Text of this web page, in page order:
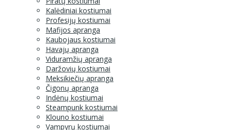
Kalėdiniai kostiumai
Profesijų kostiumai
Mafijos apranga
Kaubojaus kostiumai
Havajų apranga
Viduramžių apranga
Daržovių kostiumai
Meksikiečių apranga
Čigonų apranga
Indėnų kostiumai
Steampunk kostiumai
Klouno kostiumai
Vampyrų kostiumai